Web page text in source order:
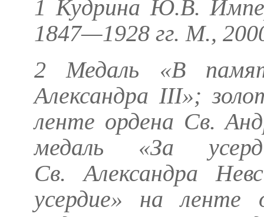
1 Кудрина Ю.В.
1847—1928 гг. М.,
2 Медаль «В
Александра III»;
ленте ордена Св.
медаль «За
Св. Александра
усердие» на ленте